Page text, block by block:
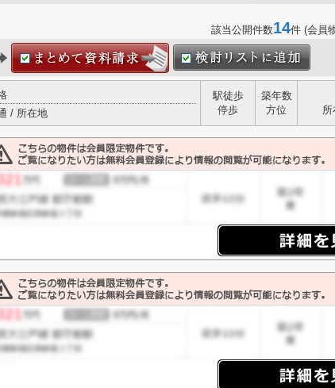
該当公開件数14件 (会員
/ 所在地
駅徒歩
停歩
築年数
方位
所